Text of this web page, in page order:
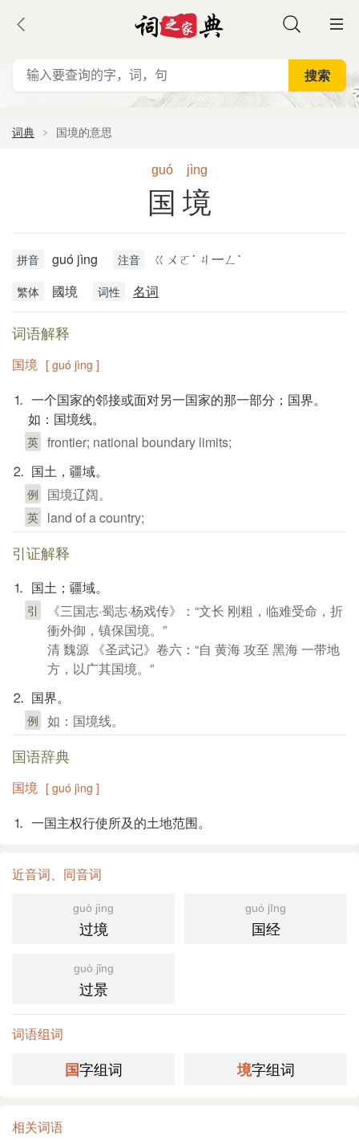
词典 国境的意思
guó jìng
国境
拼音 guó jìng 注音 ㄍㄨㄛˊ ㄐ一ㄥˋ
繁体 國境 词性 名词
词语解释
国境 [ guó jìng ]
⒈ 一个国家的邻接或面对另一国家的那一部分；国界。
如：国境线。
英 frontier; national boundary limits;
⒉ 国土，疆域。
例 国境辽阔。
英 land of a country;
引证解释
⒈ 国土；疆域。
引
《三国志·蜀志·杨戏传》：“文长 刚粗，临难受命，折
衝外御，镇保国境。”
清 魏源 《圣武记》卷六：“自 黄海 攻至 黑海 一带地
方，以广其国境。”
⒉ 国界。
例 如：国境线。
国语辞典
国境 [ guó jìng ]
⒈ 一国主权行使所及的土地范围。
近音词、同音词
guò jìng
过境
guó jīng
国经
guò jǐng
过景
词语组词
国字组词 境字组词
相关词语